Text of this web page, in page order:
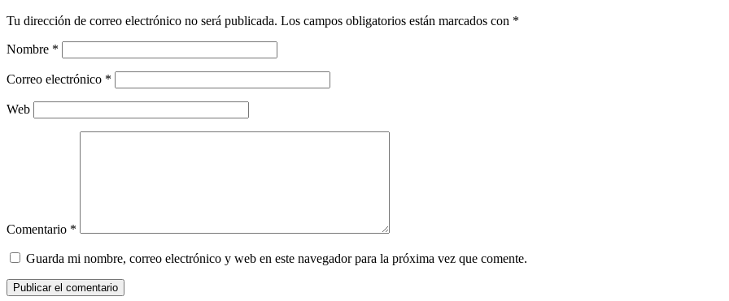
Tu dirección de correo electrónico no será publicada. Los campos obligatorios están marcados con *
Nombre *
Correo electrónico *
Web
Comentario *
Guarda mi nombre, correo electrónico y web en este navegador para la próxima vez que comente.